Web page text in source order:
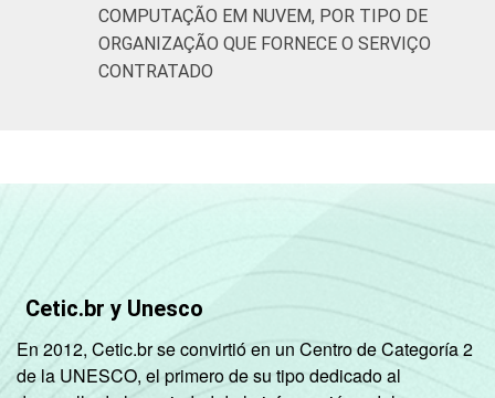
COMPUTAÇÃO EM NUVEM, POR TIPO DE
ORGANIZAÇÃO QUE FORNECE O SERVIÇO
CONTRATADO
Cetic.br y Unesco
En 2012, Cetic.br se convirtió en un Centro de Categoría 2
de la UNESCO, el primero de su tipo dedicado al